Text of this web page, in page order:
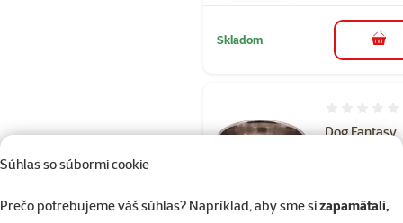
Súhlas so súbormi cookie
Prečo potrebujeme váš súhlas? Napríklad, aby sme sizapamätali,
Skladom do
Dog Fantasy
Cena
3,99 €